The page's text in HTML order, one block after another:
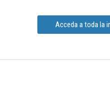
Acceda a toda la